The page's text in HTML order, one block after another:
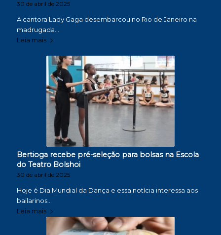
30 de abril de 2025
A cantora Lady Gaga desembarcou no Rio de Janeiro na
madrugada…
Leia mais
Bertioga recebe pré-seleção para bolsas na Escola
do Teatro Bolshoi
30 de abril de 2025
Hoje é Dia Mundial da Dança e essa notícia interessa aos
bailarinos…
Leia mais